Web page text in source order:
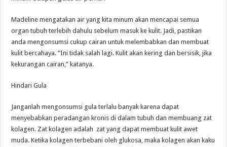
Madeline mengatakan air yang kita minum akan mencapai semua
organ tubuh terlebih dahulu sebelum masuk ke kulit. Jadi, pastikan
anda mengonsumsi cukup cairan untuk melembabkan dan membuat
kulit bercahaya. “Ini tidak salah lagi. Kulit akan kering dan bersisik, jika
kekurangan cairan,” katanya.
Hindari Gula
Janganlah mengonsumsi gula terlalu banyak karena dapat
menyebabkan peradangan kronis di dalam tubuh dan membuang zat
kolagen. Zat kolagen adalah zat yang dapat membuat kulit awet
muda. Ketika kolagen terbebani oleh glukosa, maka kolagen akan kaku